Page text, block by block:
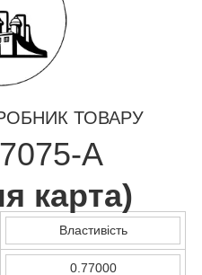
ТОВАРУ
А
карта)
Властивість
0.77000